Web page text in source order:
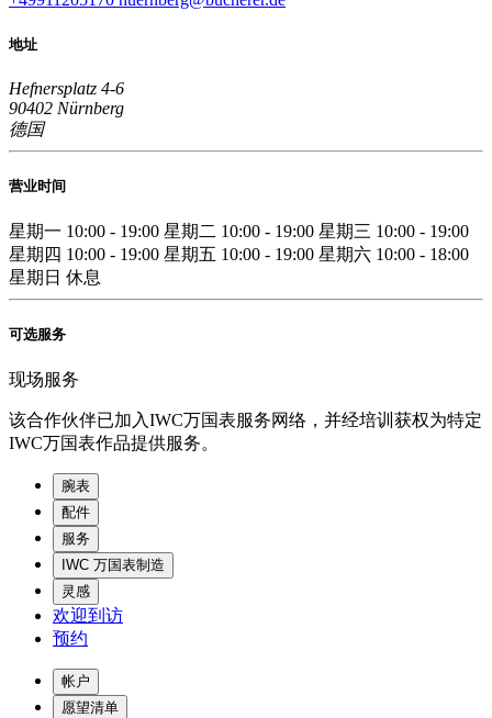
地址
Hefnersplatz 4-6
90402 Nürnberg
德国
营业时间
星期一 10:00 - 19:00 星期二 10:00 - 19:00 星期三 10:00 - 19:00
星期四 10:00 - 19:00 星期五 10:00 - 19:00 星期六 10:00 - 18:00
星期日 休息
可选服务
现场服务
该合作伙伴已加入IWC万国表服务网络，并经培训获权为特定
IWC万国表作品提供服务。
腕表
配件
服务
IWC 万国表制造
灵感
欢迎到访
预约
帐户
愿望清单